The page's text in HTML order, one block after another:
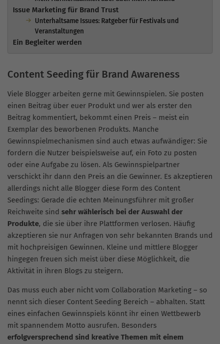
Issue Marketing für Brand Trust
Unterhaltsame Issues: Ratgeber für Festivals und
Veranstaltungen
Ein Begleiter werden
Content Seeding für Brand Awareness
Viele Blogger arbeiten gerne mit Gewinnspielen. Sie posten
einen Beitrag über euer Produkt und wer als erster den
Beitrag kommentiert, bekommt einen Preis – meist ein
Exemplar des beworbenen Produkts. Manche
Gewinnspielmechanismen sind auch etwas aufwändiger: Sie
fordern die Nutzer beispielsweise auf, ein Foto zu posten
oder eine Aufgabe zu lösen. Als Gewinnspielpartner
verschickt ihr dann den Preis an die Gewinner. Es akzeptieren
allerdings nicht alle Blogger diese Form des Content
Seedings: Gerade die echten Meinungsführer mit großer
Reichweite sind sehr wählerisch bei der Auswahl der
Produkte, die sie über ihre Plattformen verlosen. Häufig
akzeptieren sie nur Anfragen von sehr bekannten Brands und
mit hochpreisigen Gewinnen. Kleine und mittlere Blogger
hingegen freuen sich meist über diese Möglichkeit, die
Aktivität in ihren Blogs zu steigern.
Das muss euch aber nicht vom Collaboration Marketing – so
nennt sich dieser Content Seeding Bereich – abhalten. Statt
eines einfachen Gewinnspiels könnt ihr einen Wettbewerb
mit spannendem Motto ausrufen. Besonders
erfolgversprechend sind kreative Themen mit einem